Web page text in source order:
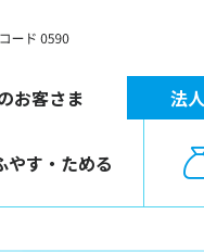
お客さま
法
やす・ためる